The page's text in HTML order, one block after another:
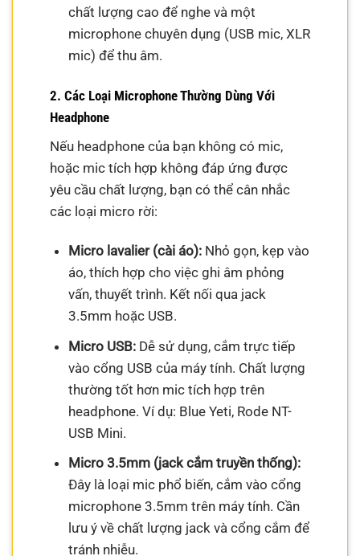
chất lượng cao để nghe và một
microphone chuyên dụng (USB mic, XLR
mic) để thu âm.
2. Các Loại Microphone Thường Dùng Với
Headphone
Nếu headphone của bạn không có mic,
hoặc mic tích hợp không đáp ứng được
yêu cầu chất lượng, bạn có thể cân nhắc
các loại micro rời:
Micro lavalier (cài áo):Nhỏ gọn, kẹp vào
áo, thích hợp cho việc ghi âm phỏng
vấn, thuyết trình. Kết nối qua jack
3.5mm hoặc USB.
Micro USB:Dễ sử dụng, cắm trực tiếp
vào cổng USB của máy tính. Chất lượng
thường tốt hơn mic tích hợp trên
headphone. Ví dụ: Blue Yeti, Rode NT-
USB Mini.
Micro 3.5mm (jack cắm truyền thống):
Đây là loại mic phổ biến, cắm vào cổng
microphone 3.5mm trên máy tính. Cần
lưu ý về chất lượng jack và cổng cắm để
tránh nhiễu.